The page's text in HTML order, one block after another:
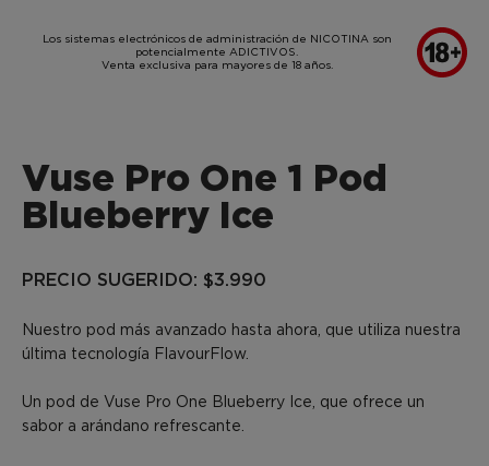
Vuse Pro One 1 Pod
Blueberry Ice
PRECIO SUGERIDO: $3.990
Nuestro pod más avanzado hasta ahora, que utiliza nuestra
última tecnología FlavourFlow.
Un pod de Vuse Pro One Blueberry Ice, que ofrece un
sabor a arándano refrescante.
Los sistemas electrónicos de administración de NICOTINA son
potencialmente ADICTIVOS.
Venta exclusiva para mayores de 18 años.